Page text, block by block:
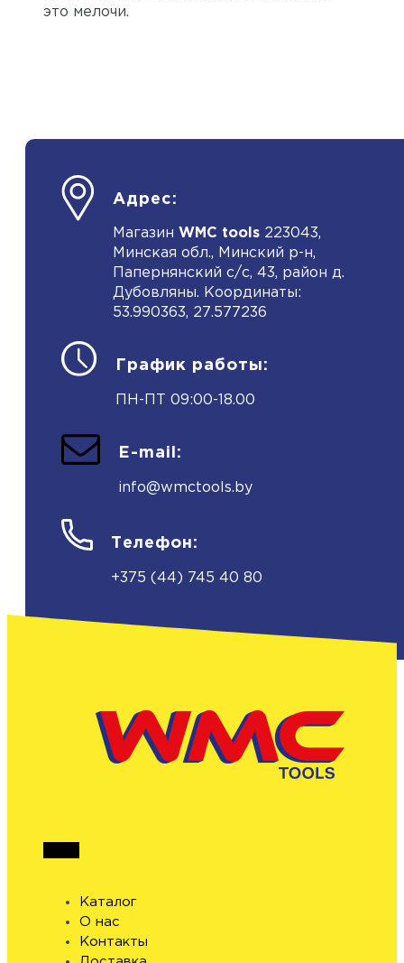
это мелочи.
Адрес:
Магазин WMC tools 223043,
Минская обл., Минский р-н,
Папернянский с/с, 43, район д.
Дубовляны. Координаты:
53.990363, 27.577236
График работы:
ПН-ПТ 09:00-18.00
E-mail:
info@wmctools.by
Телефон:
+375 (44) 745 40 80
Каталог
О нас
Контакты